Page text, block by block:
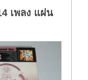
เพลง แผ่น